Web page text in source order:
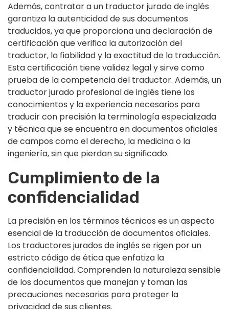
Además, contratar a un traductor jurado de inglés
garantiza la autenticidad de sus documentos
traducidos, ya que proporciona una declaración de
certificación que verifica la autorización del
traductor, la fiabilidad y la exactitud de la traducción.
Esta certificación tiene validez legal y sirve como
prueba de la competencia del traductor. Además, un
traductor jurado profesional de inglés tiene los
conocimientos y la experiencia necesarios para
traducir con precisión la terminología especializada
y técnica que se encuentra en documentos oficiales
de campos como el derecho, la medicina o la
ingeniería, sin que pierdan su significado.
Cumplimiento de la
confidencialidad
La precisión en los términos técnicos es un aspecto
esencial de la traducción de documentos oficiales.
Los traductores jurados de inglés se rigen por un
estricto código de ética que enfatiza la
confidencialidad. Comprenden la naturaleza sensible
de los documentos que manejan y toman las
precauciones necesarias para proteger la